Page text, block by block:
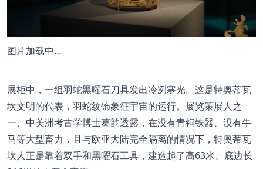
图片加载中…
展柜中，一组羽蛇黑曜石刀具发出冷冽寒光。这是特奥蒂瓦
坎文明的代表，羽蛇纹饰象征宇宙的运行。展览策展人之
一、中美洲考古学博士葛韵透露，在没有青铜铁器、没有牛
马等大型畜力，且与欧亚大陆完全隔离的情况下，特奥蒂瓦
坎人正是靠着双手和黑曜石工具，建造起了高63米、底边长